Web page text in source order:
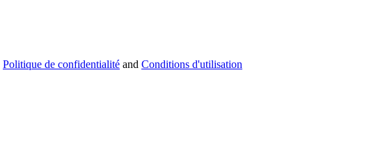
Politique de confidentialité and Conditions d'utilisation